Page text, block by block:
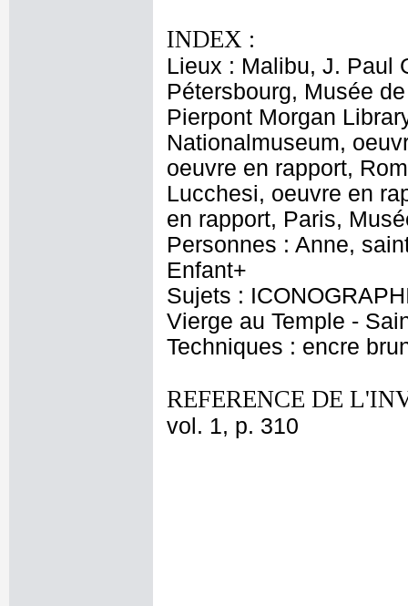
INDEX :
Lieux : Malibu, J. Paul
Pétersbourg, Musée
Pierpont Morgan
Nationalmuseum,
oeuvre en rapport,
Lucchesi, oeuvre en
en rapport, Paris,
Personnes : Anne,
Enfant+
Sujets :
Vierge au Temple -
Techniques : encre
REFERENCE DE
vol. 1, p. 310